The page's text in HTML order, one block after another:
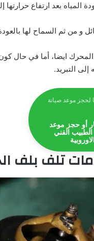
المياه بعد ارتفاع حرارتها
و من ثم السماح لها
المحرك ايضا، أما في حال
إلى التبريد.
لحجز موعد صيانة
أو حجز موعد
الفني
تلف بلف